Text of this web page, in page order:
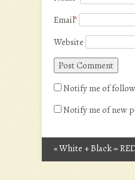
Email*
Website
Notify me of
Notify me of new
Post
«White + Black =